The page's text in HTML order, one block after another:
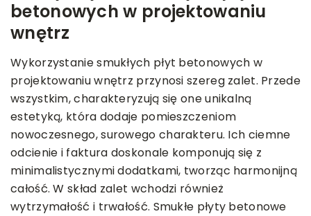
betonowych w projektowaniu
wnętrz
Wykorzystanie smukłych płyt betonowych w
projektowaniu wnętrz przynosi szereg zalet. Przede
wszystkim, charakteryzują się one unikalną
estetyką, która dodaje pomieszczeniom
nowoczesnego, surowego charakteru. Ich ciemne
odcienie i faktura doskonale komponują się z
minimalistycznymi dodatkami, tworząc harmonijną
całość. W skład zalet wchodzi również
wytrzymałość i trwałość. Smukłe płyty betonowe